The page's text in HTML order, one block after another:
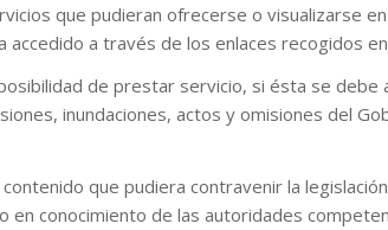
que pudieran ofrecerse o visualizarse
accedido a través de los enlaces recogidos
de prestar servicio, si ésta se
inundaciones, actos y omisiones del
que pudiera contravenir la
conocimiento de las autoridades